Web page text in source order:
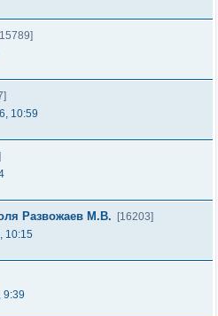
10:59
Развожаев М.В.
[16203]
10:15
9:39